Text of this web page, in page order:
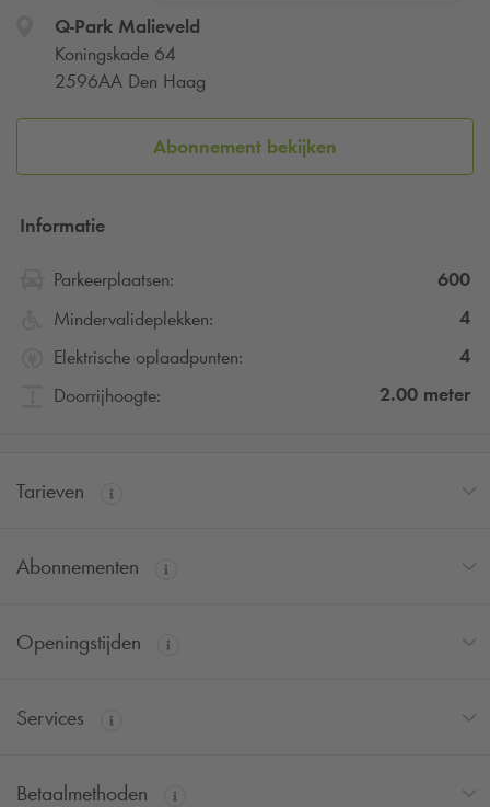
Q-ParkMalieveld
Koningskade 64
2596AA Den Haag
Abonnement bekijken
Informatie
Parkeerplaatsen:
600
Mindervalideplekken:
4
Elektrische oplaadpunten:
4
Doorrijhoogte:
2.00 meter
Tarieven
Abonnementen
Openingstijden
Services
Betaalmethoden